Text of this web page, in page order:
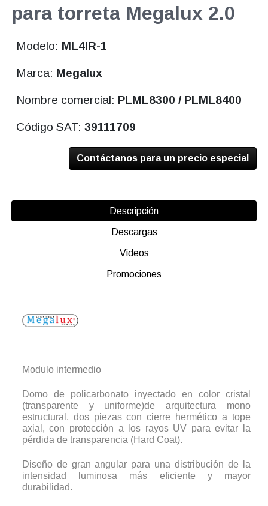
para torreta Megalux 2.0
Modelo: ML4IR-1
Marca: Megalux
Nombre comercial: PLML8300 / PLML8400
Código SAT:39111709
Contáctanos para un precio especial
Descripción
Descargas
Videos
Promociones
Modulo intermedio
Domo de policarbonato inyectado en color cristal
(transparente y uniforme)de arquitectura mono
estructural, dos piezas con cierre hermético a tope
axial, con protección a los rayos UV para evitar la
pérdida de transparencia (Hard Coat).
Diseño de gran angular para una distribución de la
intensidad luminosa más eficiente y mayor
durabilidad.